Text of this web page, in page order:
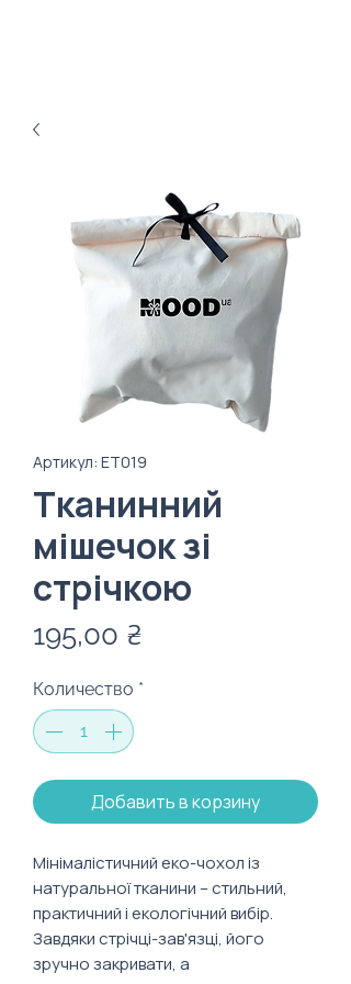
Артикул: ET019
Тканинний
мішечок зі
стрічкою
195,00 ₴
Количество *
Добавить в корзину
Мінімалістичний еко-чохол із
натуральної тканини – стильний,
практичний і екологічний вибір.
Завдяки стрічці-зав'язці, його
зручно закривати, а